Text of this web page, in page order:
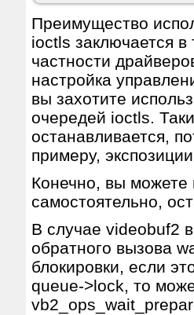
Преимущество
ioctls заключается
частности
настройка
вы захотите
очередей ioctls.
останавливается,
примеру,
Конечно, вы можете
самостоятельно,
В случае videobuf2
обратного вызова
блокировки, если
queue->lock, то